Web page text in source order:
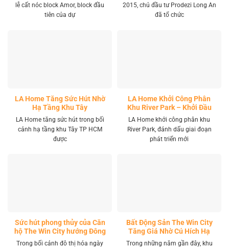
lễ cất nóc block Amor, block đầu
tiên của dự
2015, chủ đầu tư Prodezi Long An
đã tổ chức
LA Home Tăng Sức Hút Nhờ
Hạ Tầng Khu Tây
LA Home tăng sức hút trong bối
cảnh hạ tầng khu Tây TP HCM
được
LA Home Khởi Công Phân
Khu River Park – Khởi Đầu
Giai Đoạn Phát Triển Mới
LA Home khởi công phân khu
River Park, đánh dấu giai đoạn
phát triển mới
Sức hút phong thủy của Căn
hộ The Win City hướng Đông
Nam
Trong bối cảnh đô thị hóa ngày
Bất Động Sản The Win City
Tăng Giá Nhờ Cú Hích Hạ
Tầng
Trong những năm gần đây, khu